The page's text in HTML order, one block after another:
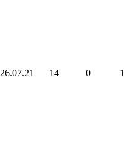
26.07.21 14 0 1